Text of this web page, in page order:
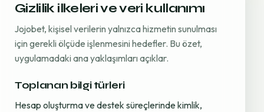
Gizlilik ilkeleri ve veri kullanımı
Jojobet, kişisel verilerin yalnızca hizmetin sunulması
için gerekli ölçüde işlenmesini hedefler. Bu özet,
uygulamadaki ana yaklaşımları açıklar.
Toplanan bilgi türleri
Hesap oluşturma ve destek süreçlerinde kimlik,